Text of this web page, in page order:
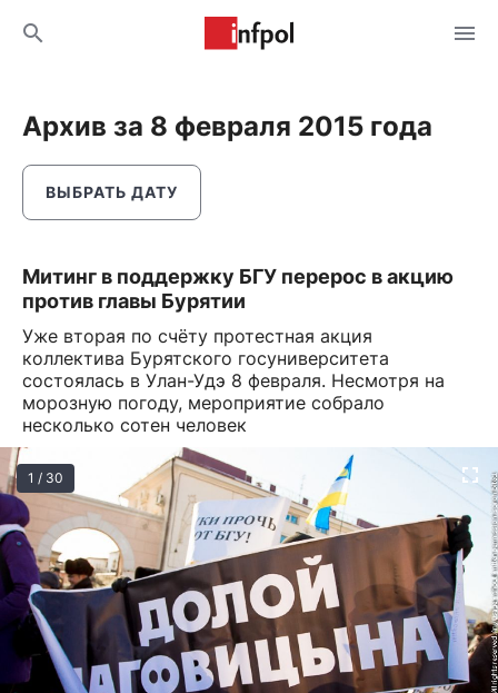
Архив за 8 февраля 2015 года
ВЫБРАТЬ ДАТУ
Митинг в поддержку БГУ перерос в акцию
против главы Бурятии
Уже вторая по счёту протестная акция
коллектива Бурятского госуниверситета
состоялась в Улан-Удэ 8 февраля. Несмотря на
морозную погоду, мероприятие собрало
несколько сотен человек
1 / 30